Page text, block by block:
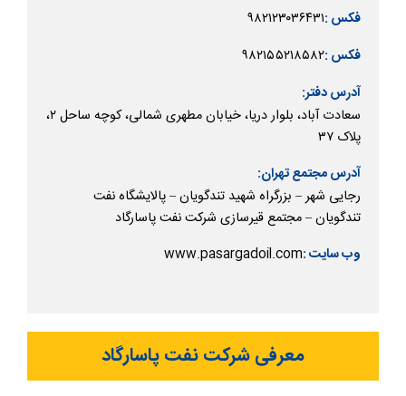
فکس :۹۸۲۱۲۳۰۳۶۴۳۱
فکس :۹۸۲۱۵۵۲۱۸۵۸۲
آدرس دفتر:
سعادت آباد، بلوار دریا، خیابان مطهری شمالی، کوچه ساحل ۲،
پلاک ۳۷
آدرس مجتمع تهران:
رجایی شهر – بزرگراه شهید تندگویان – پالایشگاه نفت
تندگویان – مجتمع قیرسازی شرکت نفت پاسارگاد
وب سایت :www.pasargadoil.com
معرفی شرکت نفت پاسارگاد